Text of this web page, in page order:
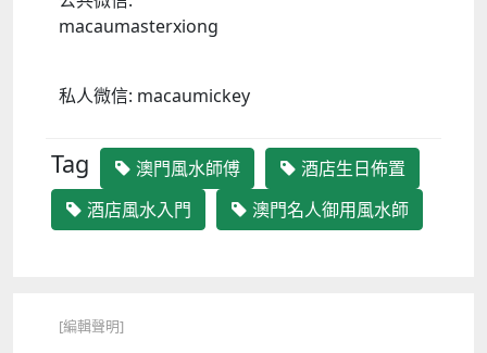
macaumasterxiong
私人微信: macaumickey
Tag 澳門風水師傅
酒店生日佈置
酒店風水入門
澳門名人御用風水師
[編輯聲明]